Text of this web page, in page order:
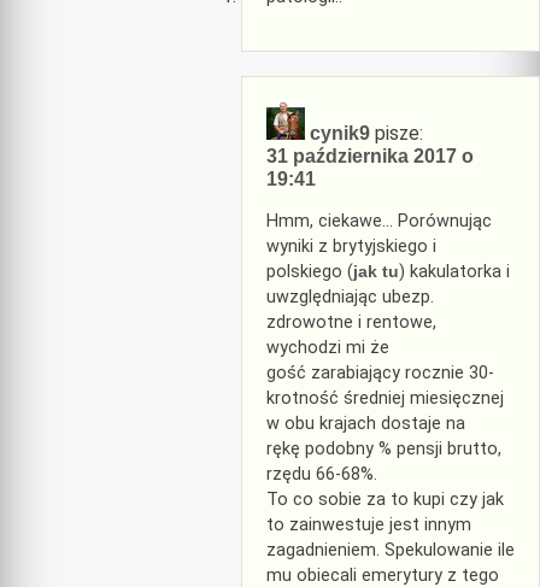
cynik9 pisze:
31 października 2017 o
19:41
Hmm, ciekawe… Porównując
wyniki z brytyjskiego i
polskiego (jak tu) kakulatorka i
uwzględniając ubezp.
zdrowotne i rentowe,
wychodzi mi że
gość zarabiający rocznie 30-
krotność średniej miesięcznej
w obu krajach dostaje na
rękę podobny % pensji brutto,
rzędu 66-68%.
To co sobie za to kupi czy jak
to zainwestuje jest innym
zagadnieniem. Spekulowanie ile
mu obiecali emerytury z tego